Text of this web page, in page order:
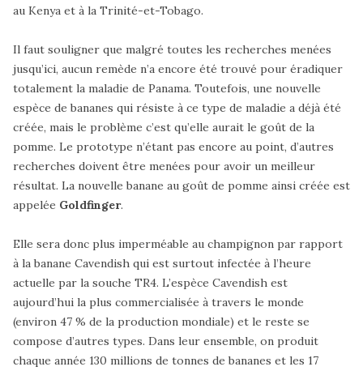
au Kenya et à la Trinité-et-Tobago.
Il faut souligner que malgré toutes les recherches menées
jusqu’ici, aucun remède n’a encore été trouvé pour éradiquer
totalement la maladie de Panama. Toutefois, une nouvelle
espèce de bananes qui résiste à ce type de maladie a déjà été
créée, mais le problème c’est qu’elle aurait le goût de la
pomme. Le prototype n’étant pas encore au point, d’autres
recherches doivent être menées pour avoir un meilleur
résultat. La nouvelle banane au goût de pomme ainsi créée est
appelée Goldfinger.
Elle sera donc plus imperméable au champignon par rapport
à la banane Cavendish qui est surtout infectée à l’heure
actuelle par la souche TR4. L’espèce Cavendish est
aujourd’hui la plus commercialisée à travers le monde
(environ 47 % de la production mondiale) et le reste se
compose d’autres types. Dans leur ensemble, on produit
chaque année 130 millions de tonnes de bananes et les 17